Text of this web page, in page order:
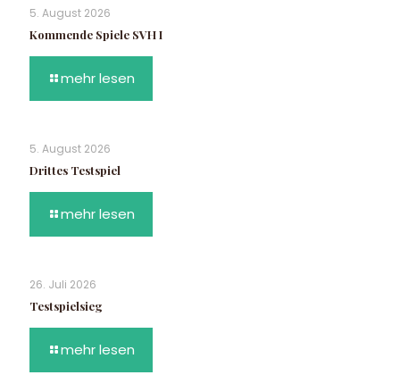
5. August 2026
Kommende Spiele SVH I
mehr lesen
5. August 2026
Drittes Testspiel
mehr lesen
26. Juli 2026
Testspielsieg
mehr lesen